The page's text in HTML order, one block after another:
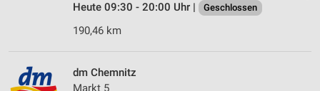
Heute 09:30 - 20:00 Uhr |
Geschlossen
190,46 km
dm Chemnitz
Markt 5